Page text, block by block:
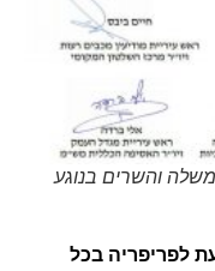
והשרים בנוגע
בכל